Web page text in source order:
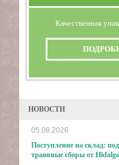
Качественная
НОВОСТИ
05.08.2026
Поступление на склад:
травяные сборы от Hidalgo